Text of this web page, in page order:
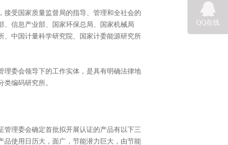
受国家质量监督局的指导、管理和全社会的
信息产业部、国家环保总局、国家机械局
、中国计量科学研究院、国家计委能源研究所
理委会领导下的工作实体，是具有明确法律地
编码研究所。
理委会确定首批拟开展认证的产品有以下三
品使用日历大，面广，节能潜力巨大，由节能
QQ在线